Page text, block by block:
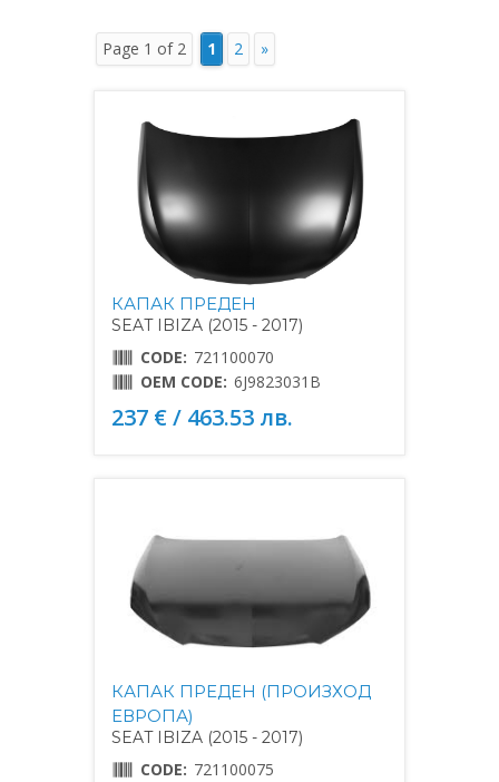
Page 1 of 2 1 2 »
КАПАК ПРЕДЕН
SEAT IBIZA (2015 - 2017)
CODE: 721100070
OEM CODE: 6J9823031B
237 € / 463.53 лв.
КАПАК ПРЕДЕН (ПРОИЗХОД
ЕВРОПА)
SEAT IBIZA (2015 - 2017)
CODE: 721100075